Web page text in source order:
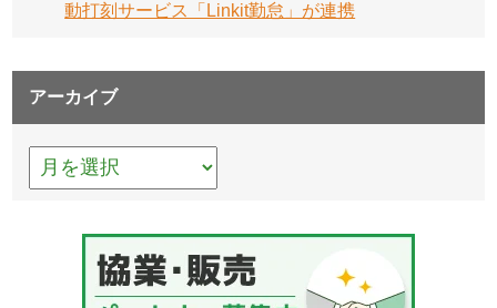
動打刻サービス「Linkit勤怠」が連携
アーカイブ